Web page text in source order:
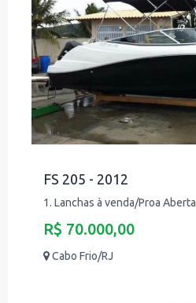
FS 205 - 2012
1. Lanchas à venda/Proa Aberta
R$ 70.000,00
Cabo Frio/RJ